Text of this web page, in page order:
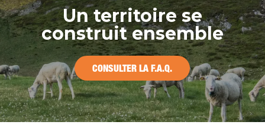
Un territoire se
construit ensemble
CONSULTER LA F.A.Q.